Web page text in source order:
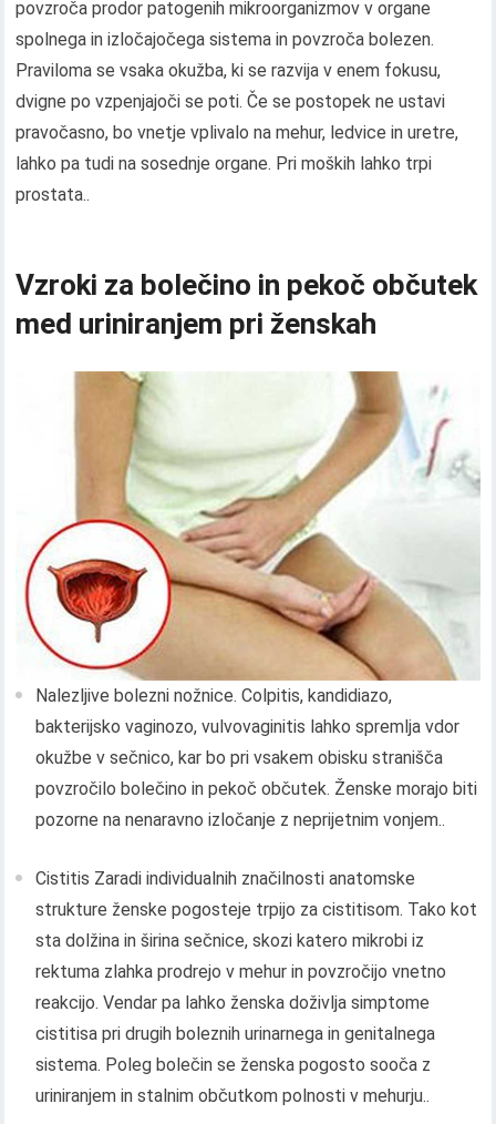
povzroča prodor patogenih mikroorganizmov v organe
spolnega in izločajočega sistema in povzroča bolezen.
Praviloma se vsaka okužba, ki se razvija v enem fokusu,
dvigne po vzpenjajoči se poti. Če se postopek ne ustavi
pravočasno, bo vnetje vplivalo na mehur, ledvice in uretre,
lahko pa tudi na sosednje organe. Pri moških lahko trpi
prostata..
Vzroki za bolečino in pekoč občutek
med uriniranjem pri ženskah
Nalezljive bolezni nožnice. Colpitis, kandidiazo,
bakterijsko vaginozo, vulvovaginitis lahko spremlja vdor
okužbe v sečnico, kar bo pri vsakem obisku stranišča
povzročilo bolečino in pekoč občutek. Ženske morajo biti
pozorne na nenaravno izločanje z neprijetnim vonjem..
Cistitis Zaradi individualnih značilnosti anatomske
strukture ženske pogosteje trpijo za cistitisom. Tako kot
sta dolžina in širina sečnice, skozi katero mikrobi iz
rektuma zlahka prodrejo v mehur in povzročijo vnetno
reakcijo. Vendar pa lahko ženska doživlja simptome
cistitisa pri drugih boleznih urinarnega in genitalnega
sistema. Poleg bolečin se ženska pogosto sooča z
uriniranjem in stalnim občutkom polnosti v mehurju..